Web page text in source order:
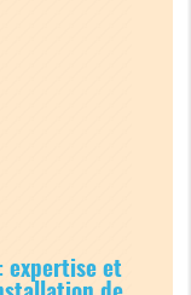
expertise et